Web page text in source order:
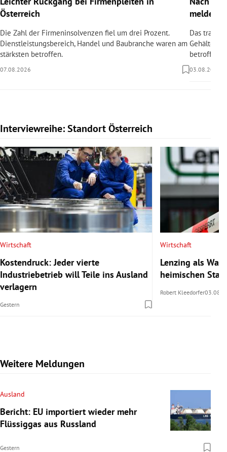
Österreich
Die Zahl der Firmeninsolvenzen fiel um drei Prozent.
Dienstleistungsbereich, Handel und Baubranche waren am
stärksten betroffen.
07.08.2026
meldet
Das
Gehälter
betroffen.
03.08.2026
Interviewreihe: Standort Österreich
Slide 1 von 20
Wirtschaft
Kostendruck: Jeder vierte
Industriebetrieb will Teile ins Ausland
verlagern
Gestern
Wirtschaft
Lenzing als
heimischen
Robert Kleedorfer
Weitere Meldungen
Ausland
Bericht: EU importiert wieder mehr
Flüssiggas aus Russland
Gestern